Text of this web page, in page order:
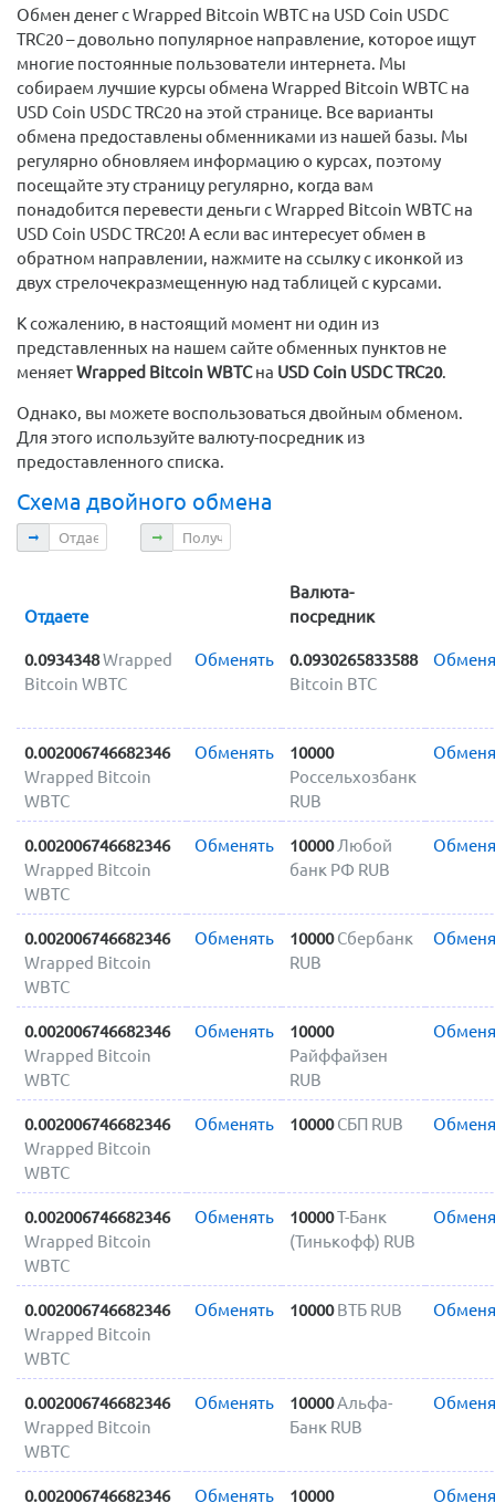
Обмен денег с Wrapped Bitcoin WBTC на USD Coin USDC
TRC20 – довольно популярное направление, которое ищут
многие постоянные пользователи интернета. Мы
собираем лучшие курсы обмена Wrapped Bitcoin WBTC на
USD Coin USDC TRC20 на этой странице. Все варианты
обмена предоставлены обменниками из нашей базы. Мы
регулярно обновляем информацию о курсах, поэтому
посещайте эту страницу регулярно, когда вам
понадобится перевести деньги с Wrapped Bitcoin WBTC на
USD Coin USDC TRC20! А если вас интересует обмен в
обратном направлении, нажмите на ссылку с иконкой из
двух стрелочекразмещенную над таблицей с курсами.
К сожалению, в настоящий момент ни один из
представленных на нашем сайте обменных пунктов не
меняетWrapped Bitcoin WBTCна USD Coin USDC TRC20.
Однако, вы можете воспользоваться двойным обменом.
Для этого используйте валюту-посредник из
предоставленного списка.
Схема двойного обмена
Отдаете Получаете
Отдаете
Валюта-
посредник
0.0934348Wrapped
Bitcoin WBTC
Обменять
0.0930265833588
Bitcoin BTC
0.002006746682346
Wrapped Bitcoin
WBTC
Обменять
10000
Россельхозбанк
RUB
0.002006746682346
Wrapped Bitcoin
WBTC
Обменять 10000 Любой
банк РФ RUB
0.002006746682346
Wrapped Bitcoin
WBTC
Обменять 10000 Сбербанк
RUB
0.002006746682346
Wrapped Bitcoin
WBTC
Обменять
10000
Райффайзен
RUB
0.002006746682346
Wrapped Bitcoin
WBTC
Обменять 10000 СБП RUB
0.002006746682346
Wrapped Bitcoin
WBTC
Обменять 10000Т-Банк
(Тинькофф) RUB
0.002006746682346
Wrapped Bitcoin
WBTC
Обменять 10000 ВТБ RUB
0.002006746682346
Wrapped Bitcoin
WBTC
Обменять 10000Альфа-
Банк RUB
0.002006746682346 Обменять 10000